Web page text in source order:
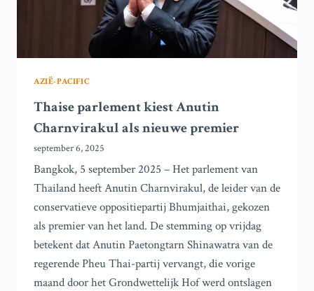
AZIË-PACIFIC
Thaise parlement kiest Anutin
Charnvirakul als nieuwe premier
september 6, 2025
Bangkok, 5 september 2025 – Het parlement van
Thailand heeft Anutin Charnvirakul, de leider van de
conservatieve oppositiepartij Bhumjaithai, gekozen
als premier van het land. De stemming op vrijdag
betekent dat Anutin Paetongtarn Shinawatra van de
regerende Pheu Thai-partij vervangt, die vorige
maand door het Grondwettelijk Hof werd ontslagen